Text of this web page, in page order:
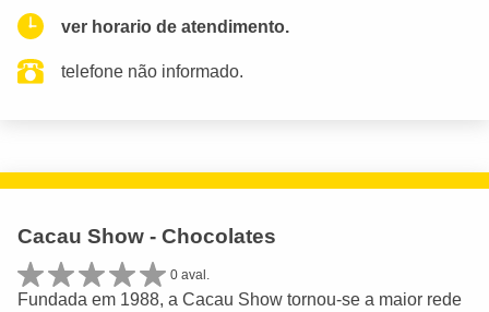
ver horario de atendimento.
telefone não informado.
Cacau Show - Chocolates
0 aval.
Fundada em 1988, a Cacau Show tornou-se a maior rede